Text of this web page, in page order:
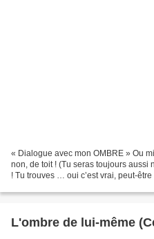
« Dialogue avec mon OMBRE » Ou
non, de toit ! (Tu seras toujours aussi
! Tu trouves … oui c’est vrai, peut-
L'ombre de lui-même